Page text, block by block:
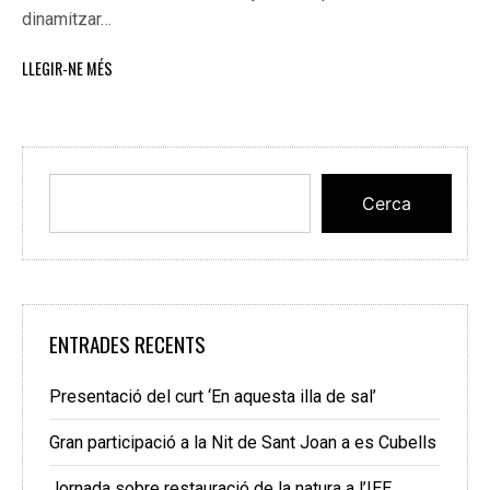
dinamitzar…
LLEGIR-NE MÉS
Cerca
ENTRADES RECENTS
Presentació del curt ‘En aquesta illa de sal’
Gran participació a la Nit de Sant Joan a es Cubells